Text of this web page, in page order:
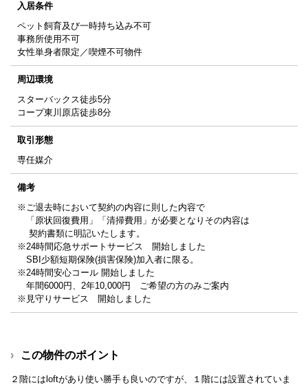
入居条件
ペット飼育及び一時持ち込み不可
事務所使用不可
女性単身者限定／喫煙不可物件
周辺環境
スターバックス徒歩5分
コープ東川原店徒歩8分
取引形態
専任媒介
備考
※ご退去時において契約の内容に則した内容で
「原状回復費用」「清掃費用」が必要となりその内容は
契約書類に明記いたします。
※24時間応急サポートサービス 開始しました
SBI少額短期保険(損害保険)加入者に限る。
※24時間安心コール 開始しました
年間6000円、2年10,000円 ご希望の方のみご案内
※見守りサービス 開始しました
この物件のポイント
２階にはloftがあり使い勝手も良いのですが、１階には設置されていま